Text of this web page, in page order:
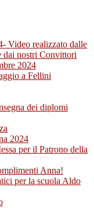
Video realizzato dalle
dai nostri Convittori
2024
a Fellini
dei diplomi
2024
per il Patrono della
Anna!
per la scuola Aldo